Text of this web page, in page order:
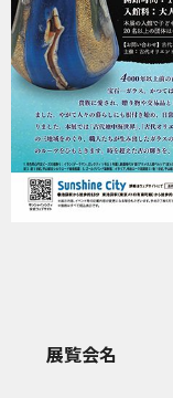
展覧会名